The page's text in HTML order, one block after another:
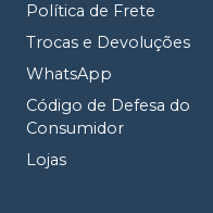
Política de Frete
Trocas e Devoluções
WhatsApp
Código de Defesa do
Consumidor
Lojas